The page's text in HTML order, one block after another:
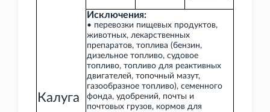
Калуга
Исключения:
• перевозки пищевых продуктов,
животных, лекарственных
препаратов, топлива (бензин,
дизельное топливо, судовое
топливо, топливо для реактивных
двигателей, топочный мазут,
газообразное топливо), семенного
фонда, удобрений, почты и
почтовых грузов, кормов для